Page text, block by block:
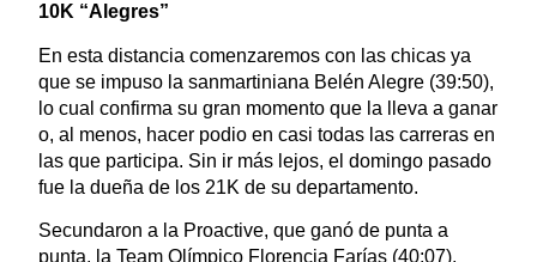
10K “Alegres”
En esta distancia comenzaremos con las chicas ya
que se impuso la sanmartiniana Belén Alegre (39:50),
lo cual confirma su gran momento que la lleva a ganar
o, al menos, hacer podio en casi todas las carreras en
las que participa. Sin ir más lejos, el domingo pasado
fue la dueña de los 21K de su departamento.
Secundaron a la Proactive, que ganó de punta a
punta, la Team Olímpico Florencia Farías (40:07),